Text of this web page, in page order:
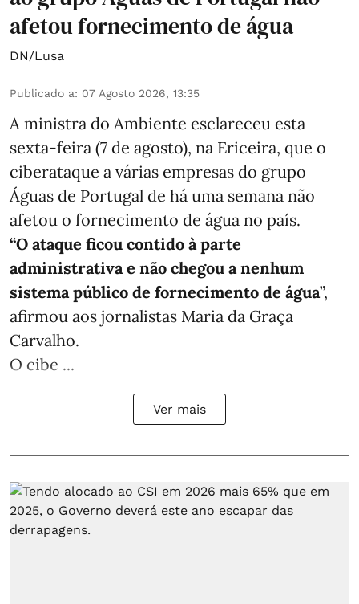
afetou fornecimento de água
DN/Lusa
Publicado a: 07 Agosto 2026, 13:35
A ministra do Ambiente esclareceu esta
sexta-feira (7 de agosto), na Ericeira, que o
ciberataque a várias empresas do grupo
Águas de Portugal de há uma semana não
afetou o fornecimento de água no país.
“O ataque ficou contido à parte
administrativa e não chegou a nenhum
sistema público de fornecimento de água”,
afirmou aos jornalistas Maria da Graça
Carvalho.
O cibe ...
Ver mais